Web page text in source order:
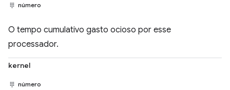
número
O tempo cumulativo gasto ocioso por esse
processador.
kernel
número